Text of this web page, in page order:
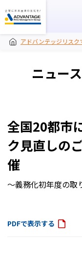
アドバンテッジリスク
ニュー
全国20都市
ク見直しの
催
～義務化初年度の取
PDFで表示する